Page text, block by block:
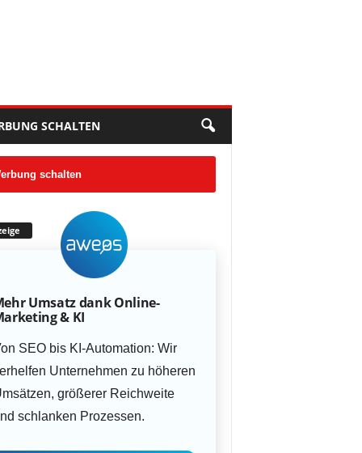
SCHALTEN
schalten
Umsatz dank Online-
& KI
SEO bis KI-Automation: Wir
Unternehmen zu höheren
größerer Reichweite
schlanken Prozessen.